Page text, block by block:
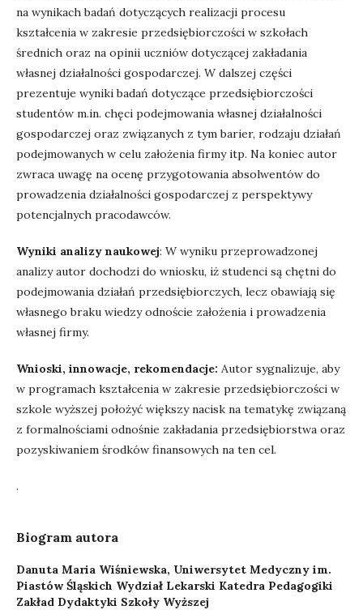
na wynikach badań dotyczących realizacji procesu
kształcenia w zakresie przedsiębiorczości w szkołach
średnich oraz na opinii uczniów dotyczącej zakładania
własnej działalności gospodarczej. W dalszej części
prezentuje wyniki badań dotyczące przedsiębiorczości
studentów m.in. chęci podejmowania własnej działalności
gospodarczej oraz związanych z tym barier, rodzaju działań
podejmowanych w celu założenia firmy itp. Na koniec autor
zwraca uwagę na ocenę przygotowania absolwentów do
prowadzenia działalności gospodarczej z perspektywy
potencjalnych pracodawców.
Wyniki analizy naukowej: W wyniku przeprowadzonej
analizy autor dochodzi do wniosku, iż studenci są chętni do
podejmowania działań przedsiębiorczych, lecz obawiają się
własnego braku wiedzy odnoście założenia i prowadzenia
własnej firmy.
Wnioski, innowacje, rekomendacje: Autor sygnalizuje, aby
w programach kształcenia w zakresie przedsiębiorczości w
szkole wyższej położyć większy nacisk na tematykę związaną
z formalnościami odnośnie zakładania przedsiębiorstwa oraz
pozyskiwaniem środków finansowych na ten cel.
.
Biogram autora
Danuta Maria Wiśniewska, Uniwersytet Medyczny im.
Piastów Śląskich Wydział Lekarski Katedra Pedagogiki
Zakład Dydaktyki Szkoły Wyższej